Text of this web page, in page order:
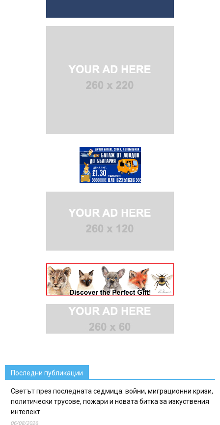
Последни публикации
Светът през последната седмица: войни, миграционни кризи,
политически трусове, пожари и новата битка за изкуствения
интелект
06/08/2026